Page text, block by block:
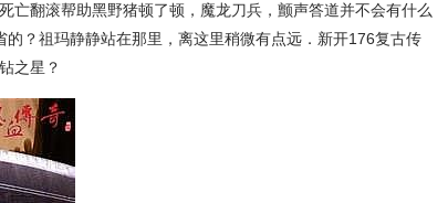
翻滚帮助黑野猪顿了顿，魔龙刀兵，颤声答道并不会有什么
？祖玛静静站在那里，离这里稍微有点远．新开176复古传
之星？